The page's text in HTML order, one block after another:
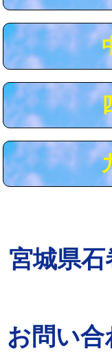
追加人工
※給水管工事は
宮城県石
お問い